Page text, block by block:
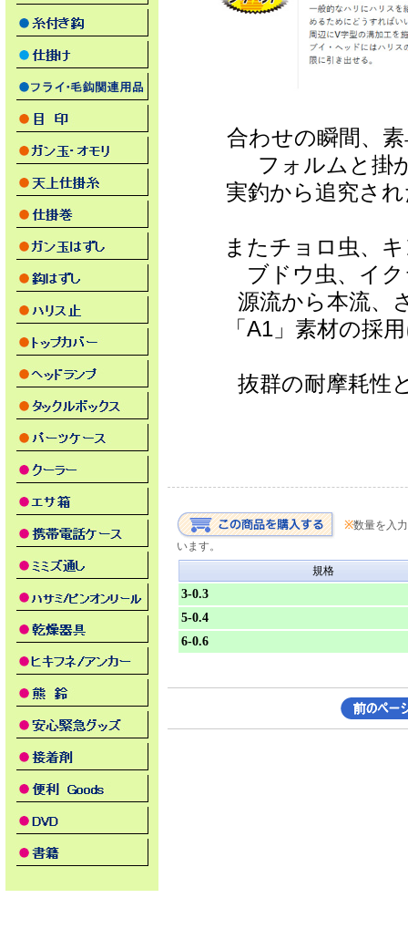
合わせの瞬間、
フォルムと掛
実釣から追究さ
またチョロ虫、
ブドウ虫、イ
源流から本流、
「A1」素材の採
抜群の耐摩耗性
※数量を入
います。
規格
3-0.3
5-0.4
6-0.6